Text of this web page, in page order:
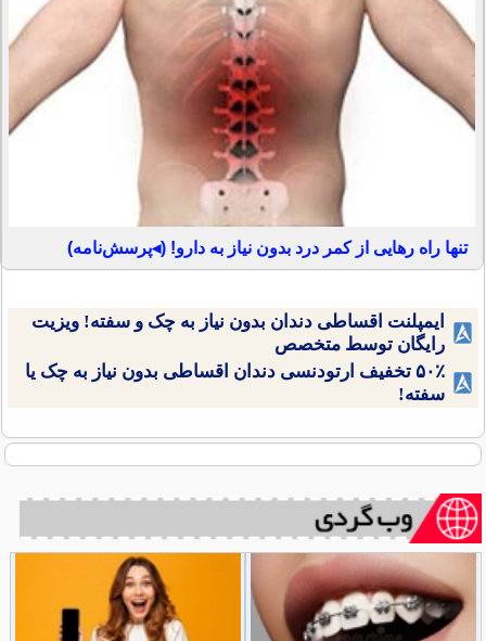
تنها راه رهایی از کمر درد بدون نیاز به دارو! (◂پرسش‌نامه)
ایمپلنت اقساطی دندان بدون نیاز به چک و سفته! ویزیت
رایگان توسط متخصص
۵۰٪ تخفیف ارتودنسی دندان اقساطی بدون نیاز به چک یا
سفته!